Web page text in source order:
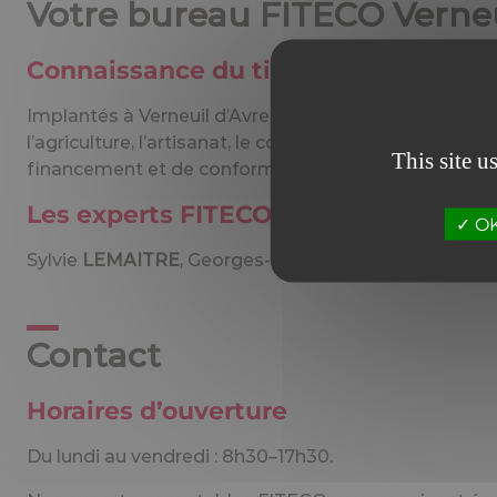
Votre bureau FITECO
Connaissance du tissu économique
Implantés à Verneuil d’Avre et d’Iton, nous
l’agriculture, l’artisanat, le commerce, l’industrie
financement et de conformité sociale et fiscale.
Les experts FITECO Verneuil
Sylvie LEMAITRE, Georges-Édouard
Contact
Horaires d’ouverture
Du lundi au vendredi : 8h30–17h30.
This site